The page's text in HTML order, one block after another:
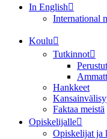
In English
International
Koulu
Tutkinnot
Hankkeet
Faktaa meistä
Opiskelijalle
Opiskelijat ja